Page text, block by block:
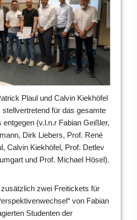
Plaul und Calvin Kiekhöfel
stellvertretend für das gesamte
entgegen (v.l.n.r Fabian Geißler,
Dirk Liebers, Prof. René
Calvin Kiekhöfel, Prof. Detlev
und Prof. Michael Hösel).
zwei Freitickets für
von Fabian
Studenten der